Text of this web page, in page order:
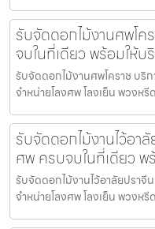
รับจัดดอกไม้งานศพโ
จบในที่เดียว พร้อมให้บ
รับจัดดอกไม้งานศพโคราช บ
จำหน่ายโลงศพ โลงเย็น พวงห
รับจัดดอกไม้งานไว้อา
ศพ ครบจบในที่เดียว พ
รับจัดดอกไม้งานไว้อาลัยปรา
จำหน่ายโลงศพ โลงเย็น พวงห